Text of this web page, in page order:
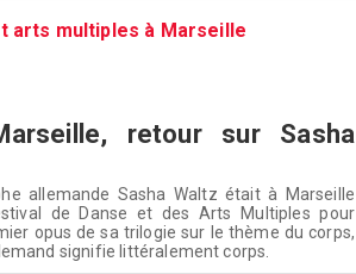
arts multiples à Marseille
retour sur Sasha
allemande Sasha Waltz était à Marseille
de Danse et des Arts Multiples pour
opus de sa trilogie sur le thème du corps,
signifie littéralement corps.